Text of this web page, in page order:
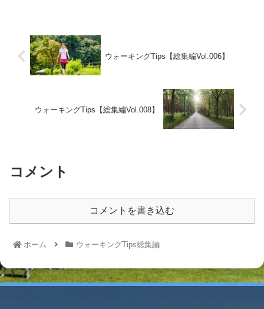
ウォーキングTips【総集編Vol.006】
ウォーキングTips【総集編Vol.008】
コメント
コメントを書き込む
ホーム ウォーキングTips総集編